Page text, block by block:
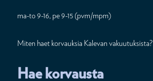
ma-to 9-16, pe 9-15 (pvm/mpm)
Miten haet korvauksia Kalevan vakuutuksista?
Hae korvausta